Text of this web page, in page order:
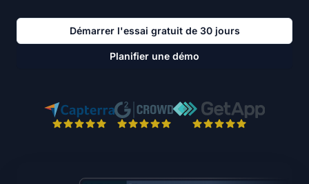
Démarrer l'essai gratuit de 30 jours
Planifier une démo